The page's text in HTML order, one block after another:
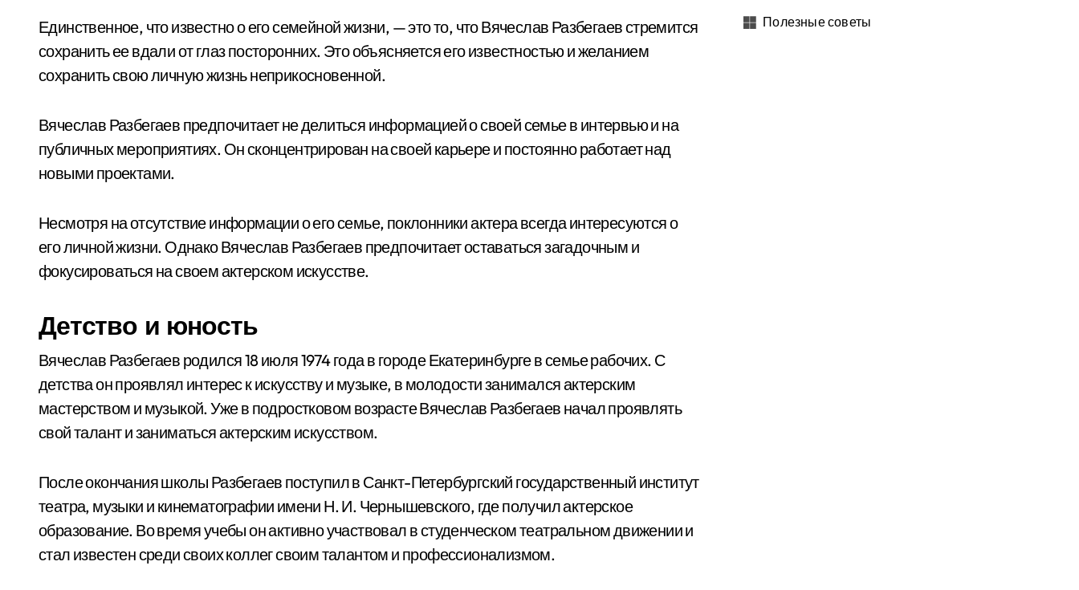
Единственное, что известно о его семейной жизни, — это то, что Вячеслав Разбегаев стремится
сохранить ее вдали от глаз посторонних. Это объясняется его известностью и желанием
сохранить свою личную жизнь неприкосновенной.
Вячеслав Разбегаев предпочитает не делиться информацией о своей семье в интервью и на
публичных мероприятиях. Он сконцентрирован на своей карьере и постоянно работает над
новыми проектами.
Несмотря на отсутствие информации о его семье, поклонники актера всегда интересуются о
его личной жизни. Однако Вячеслав Разбегаев предпочитает оставаться загадочным и
фокусироваться на своем актерском искусстве.
Детство и юность
Вячеслав Разбегаев родился 18 июля 1974 года в городе Екатеринбурге в семье рабочих. С
детства он проявлял интерес к искусству и музыке, в молодости занимался актерским
мастерством и музыкой. Уже в подростковом возрасте Вячеслав Разбегаев начал проявлять
свой талант и заниматься актерским искусством.
После окончания школы Разбегаев поступил в Санкт-Петербургский государственный институт
театра, музыки и кинематографии имени Н. И. Чернышевского, где получил актерское
образование. Во время учебы он активно участвовал в студенческом театральном движении и
стал известен среди своих коллег своим талантом и профессионализмом.
Полезные советы